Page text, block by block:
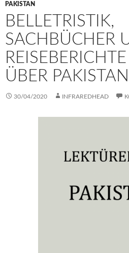
PAKISTAN
BELLETRISTIK,
SACHBÜCHER
ÜBER PAKISTAN
30/04/2020 INFRAREDHEAD